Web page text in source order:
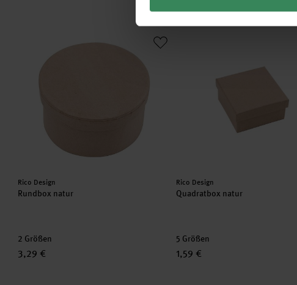
Hersteller:
Rico Design
Rundbox natur
2 Größen
3,29 €
Hersteller:
Rico Design
Quadratbox natur
5 Größen
1,59 €